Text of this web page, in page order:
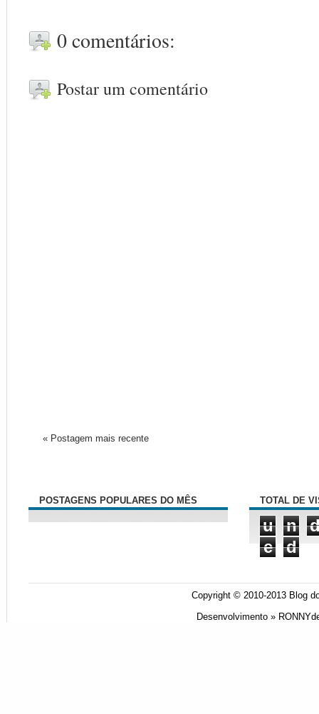
0 comentários:
Postar um comentário
« Postagem mais recente
POSTAGENS POPULARES DO MÊS TOTAL DE
u n
e
d
Copyright © 2010-2013 Blog
Desenvolvimento »